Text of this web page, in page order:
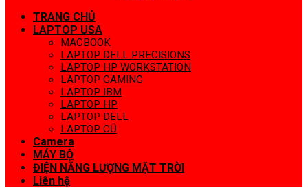
TRANG CHỦ
LAPTOP USA
MACBOOK
LAPTOP DELL PRECISIONS
LAPTOP HP WORKSTATION
LAPTOP GAMING
LAPTOP IBM
LAPTOP HP
LAPTOP DELL
LAPTOP CŨ
Camera
MÁY BỘ
ĐIỆN NĂNG LƯỢNG MẶT TRỜI
Liên hệ